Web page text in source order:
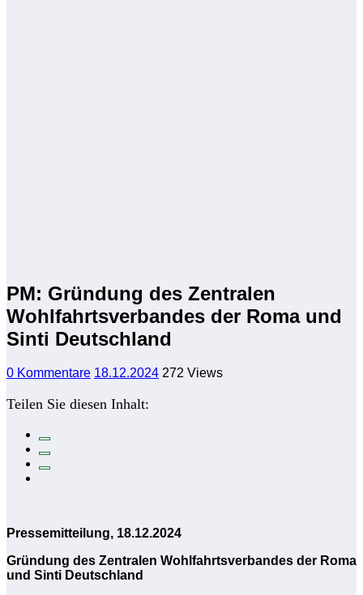
PM: Gründung des Zentralen
Wohlfahrtsverbandes der Roma und
Sinti Deutschland
0 Kommentare 18.12.2024 272 Views
Teilen Sie diesen Inhalt:
Pressemitteilung, 18.12.2024
Gründung des Zentralen Wohlfahrtsverbandes der Roma
und Sinti Deutschland